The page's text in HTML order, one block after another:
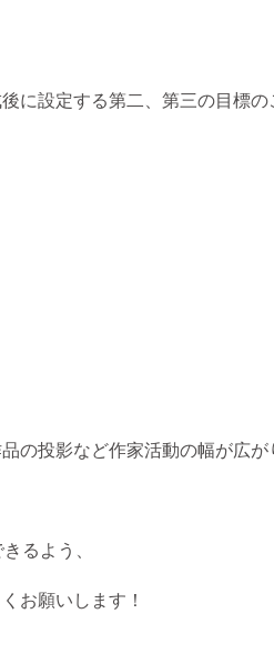
に設定する第二、第三の目標の
の投影など作家活動の幅が広が
るよう、
お願いします！